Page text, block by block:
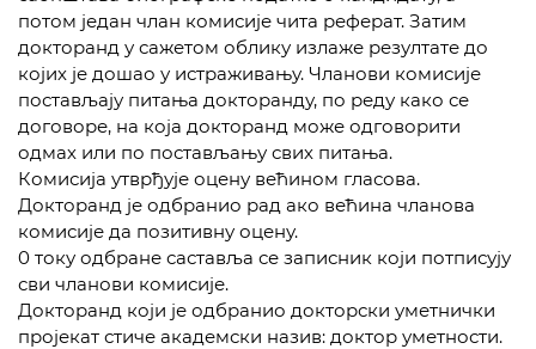
потом један члан комисије чита реферат. Затим
докторанд у сажетом облику излаже резултате до
којих је дошао у истраживању. Чланови комисије
постављају питања докторанду, по реду како се
договоре, на која докторанд може одговорити
одмах или по постављању свих питања.
Комисија утврђује оцену већином гласова.
Докторанд је одбранио рад ако већина чланова
комисије да позитивну оцену.
0 току одбране саставља се записник који потписују
сви чланови комисије.
Докторанд који је одбранио докторски уметнички
пројекат стиче академски назив: доктор уметности.